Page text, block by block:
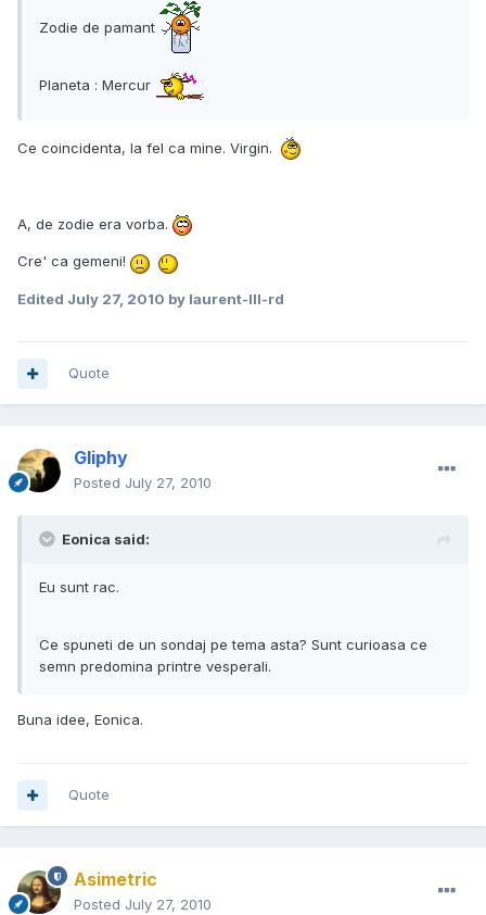
Zodie de pamant
Planeta : Mercur
Ce coincidenta, la fel ca mine. Virgin.
A, de zodie era vorba.
Cre' ca gemeni!
Edited July 27, 2010 by laurent-III-rd
Quote
Gliphy
Posted July 27, 2010
Eonica said:
Eu sunt rac.
Ce spuneti de un sondaj pe tema asta? Sunt curioasa ce
semn predomina printre vesperali.
Buna idee, Eonica.
Quote
Asimetric
Posted July 27, 2010